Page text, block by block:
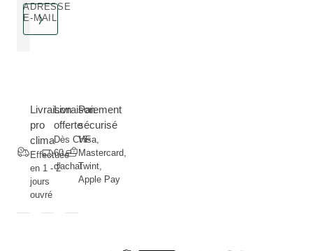
ADRESSE
E-MAIL
Livraison
pro
clima
Effectuée
en 1 - 2
jours
ouvré
Livraison
offerte
Dès CHF
60.--
d'achat
Paiement
sécurisé
Visa,
Mastercard,
Twint,
Apple Pay